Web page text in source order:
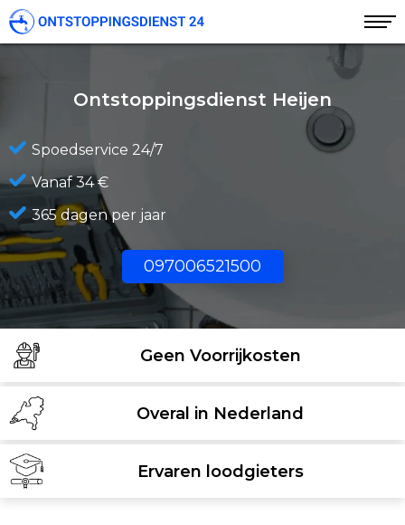
Ontstoppingsdienst Heijen
Spoedservice 24/7
Vanaf 34 €
365 dagen per jaar
097006521500
Geen Voorrijkosten
Overal in Nederland
Ervaren loodgieters